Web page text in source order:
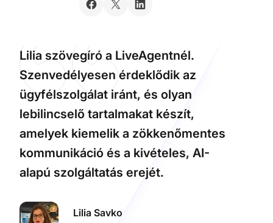
Lilia szövegíró a LiveAgentnél.
Szenvedélyesen érdeklődik az
ügyfélszolgálat iránt, és olyan
lebilincselő tartalmakat készít,
amelyek kiemelik a zökkenőmentes
kommunikáció és a kivételes, AI-
alapú szolgáltatás erejét.
Lilia Savko